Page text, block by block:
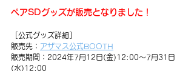
ペアSDグッズが販売となりました！
［公式グッズ詳細］
販売先： アザマス公式BOOTH
販売期間：2024年7月12日(金)12:00〜7月31日
(水)12:00